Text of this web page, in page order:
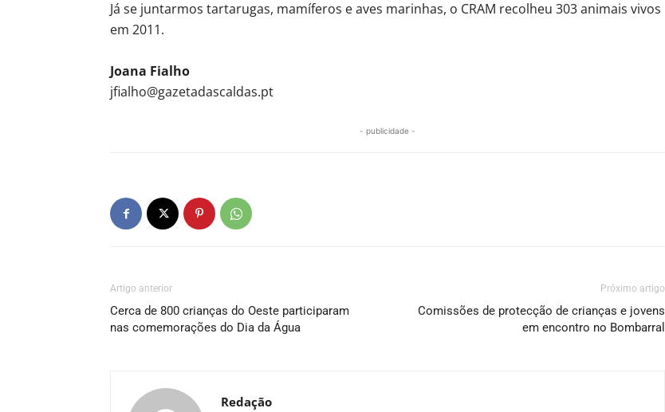
Já se juntarmos tartarugas, mamíferos e aves marinhas, o CRAM recolheu 303 animais vivos
em 2011.
Joana Fialho
jfialho@gazetadascaldas.pt
- publicidade -
Artigo anterior
Cerca de 800 crianças do Oeste participaram
nas comemorações do Dia da Água
Próximo artigo
Comissões de protecção de crianças e jovens
em encontro no Bombarral
Redação